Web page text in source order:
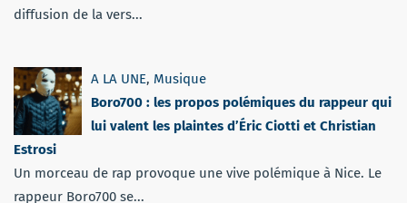
diffusion de la vers...
A LA UNE, Musique
Boro700 : les propos polémiques du rappeur qui
lui valent les plaintes d’Éric Ciotti et Christian
Estrosi
Un morceau de rap provoque une vive polémique à Nice. Le
rappeur Boro700 se...